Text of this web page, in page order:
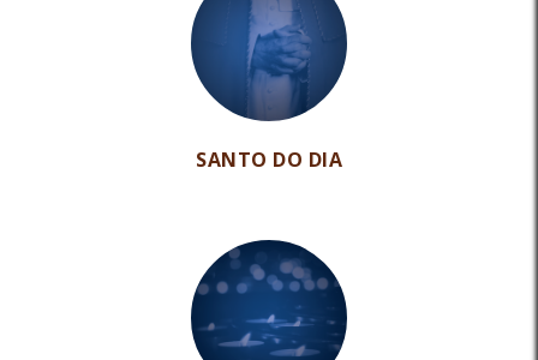
SANTO DO DIA